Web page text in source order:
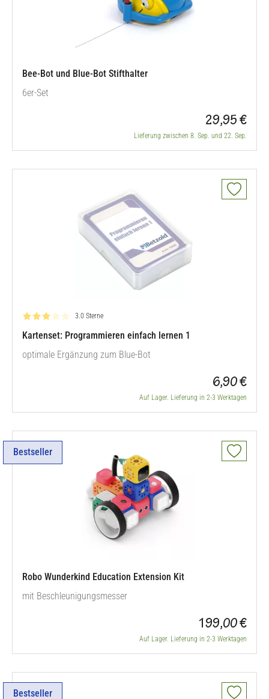
Bee-Bot und Blue-Bot Stifthalter
6er-Set
29,95 €
Lieferung zwischen 8. Sep. und 22. Sep.
Bewertung: 3.0 von 5
3.0 Sterne
Kartenset: Programmieren einfach lernen 1
optimale Ergänzung zum Blue-Bot
6,90 €
Auf Lager. Lieferung in 2-3 Werktagen
Bestseller
Robo Wunderkind Education Extension Kit
mit Beschleunigungsmesser
199,00 €
Auf Lager. Lieferung in 2-3 Werktagen
Bestseller